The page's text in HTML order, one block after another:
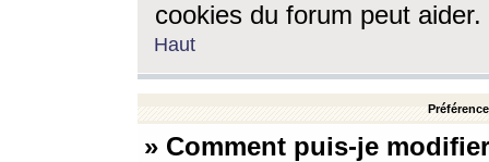
cookies du forum peut aider.
Haut
» Comment puis-je